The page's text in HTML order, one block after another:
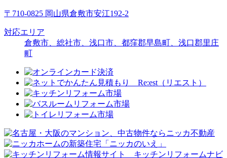
〒710-0825 岡山県倉敷市安江192-2
対応エリア
倉敷市、総社市、浅口市、都窪郡早島町、浅口郡里庄
町